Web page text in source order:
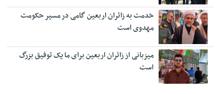
خدمت به زائران اربعین گامی در مسیر حکومت
مهدوی است
میزبانی از زائران اربعین برای ما یک توفیق بزرگ
است